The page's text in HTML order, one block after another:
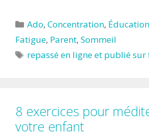
Catégories
Ado,Concentration, Éducation
Fatigue, Parent, Sommeil
Étiquettes
repassé en ligne et publié sur
8 exercices pour
votre enfant